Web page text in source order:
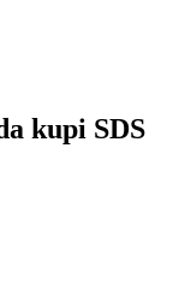
kupi SDS